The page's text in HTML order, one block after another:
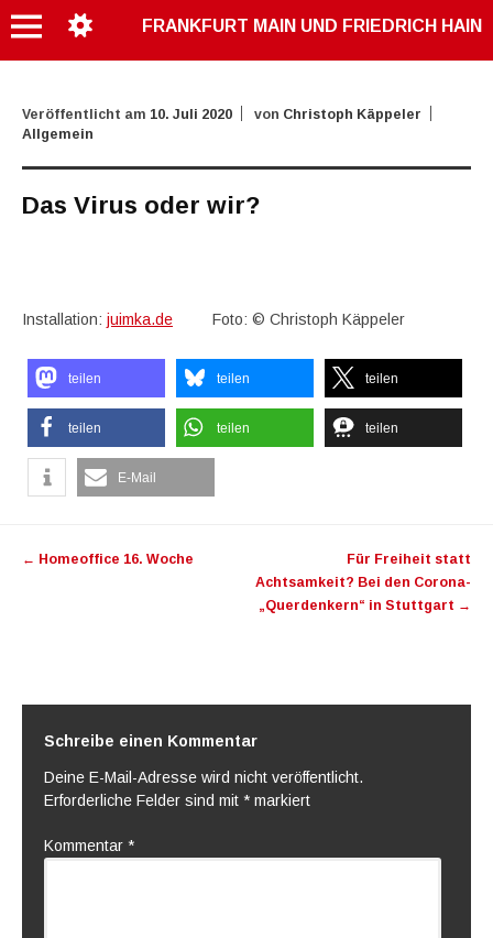
FRANKFURT MAIN UND FRIEDRICH HAIN
Veröffentlicht am 10. Juli 2020 von Christoph Käppeler
Allgemein
Das Virus oder wir?
Installation: juimka.de Foto: © Christoph Käppeler
teilen teilen teilen
teilen teilen teilen
E-Mail
← Homeoffice 16. Woche
Für Freiheit statt
Achtsamkeit? Bei den Corona-
„Querdenkern“ in Stuttgart →
Schreibe einen Kommentar
Deine E-Mail-Adresse wird nicht veröffentlicht.
Erforderliche Felder sind mit * markiert
Kommentar *